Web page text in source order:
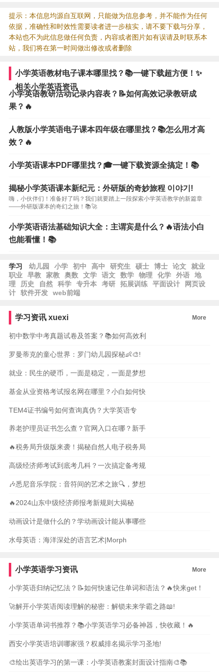
提示：本信息均源自互联网，只能做为信息参考，并不能作为任何
依据，准确性和时效性需要读者进一步核实，请不要下载与分享，
本站也不为此信息做任何负责，内容或者图片如有误请及时联系本
站，我们将在第一时间做出修改或者删除
小学英语教材电子课本哪里找？📚一键下载超方便！✨
相关小学英语资讯
小学英语教研活动记录内容表？📝如何高效记录教研成
果？🔥
人教版小学英语电子课本四年级在哪里找？📚怎么用才高
效？🔥
小学英语课本PDF哪里找？🎓一键下载资源全搞定！📚
揭秘小学英语课本新纪元：外研版的奇妙旅程 이야기!
嗨，小伙伴们！准备好了吗？我们就要踏上一段探索小学英语教学的新篇章
——外研版课本的奇幻之旅！📚🚀
小学英语语法基础知识大全：主谓宾是什么？🔥语法小白
也能看懂！📚
学习 幼儿园 小学 初中 高中 研究生 硕士 博士 论文
就业
职业
早教 家教 奥数 文学 语文 数学 物理 化学 外语
地
理
历史 自然 科学 专升本 考研 拓展训练 平面设计
网页设
计
软件开发 web前端
学习资讯 xuexi More
初中数学中考真题试卷及答案？📚如何高效利
罗曼蒂克的童心世界：罗门幼儿园探秘👶🎨!
就业：民生的硬币，一面是稳定，一面是梦想
基金从业资格考试报名网在哪里？小白如何快
TEM4证书编号如何查询真伪？大学英语专
养老护理员证书怎么查？官网入口在哪？新手
🔥税务局升级版来袭！揭秘自然人电子税务局
高级经济师考试到底考几科？一次搞定备考规
🎶悉尼音乐学院：音符间的艺术之旅🔍，梦想
🔥2024山东中级经济师报考新规则大揭秘
动画设计是做什么的？学动画设计能从事哪些
水母英语：海洋深处的语言艺术|Morph
小学英语学习资讯 More
小学英语归纳记忆法？📝如何快速记住单词和语法？🔥快来get！
🚀解开小学英语阅读理解的秘密：解锁未来学霸之路📖!
小学英语单词书推荐？📚小学英语学习必备神器，快收藏！🔥
西安小学英语培训哪家强？权威排名揭示学习圣地!
🎨绘出英语学习的第一课：小学英语教案封面设计指南🎨📚